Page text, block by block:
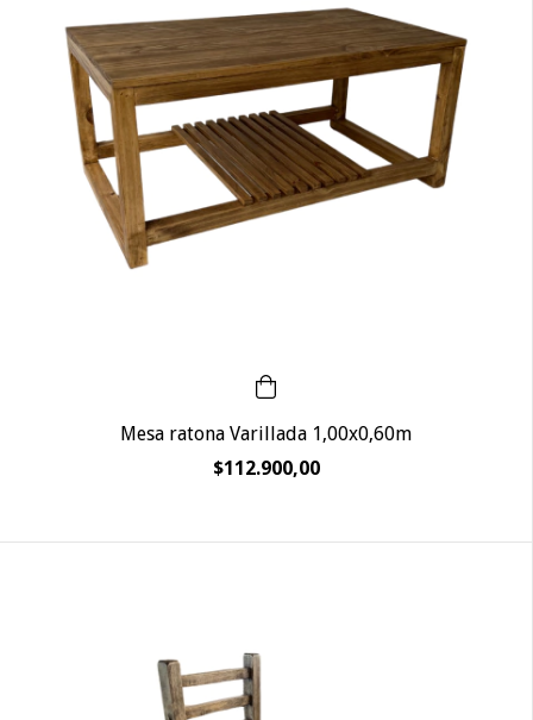
Mesa ratona Varillada 1,00x0,60m
$112.900,00